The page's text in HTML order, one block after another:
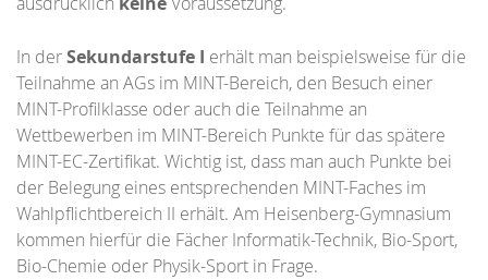
In derSekundarstufe I erhält man beispielsweise für die
Teilnahme an AGs im MINT-Bereich, den Besuch einer
MINT-Profilklasse oder auch die Teilnahme an
Wettbewerben im MINT-Bereich Punkte für das spätere
MINT-EC-Zertifikat. Wichtig ist, dass man auch Punkte bei
der Belegung eines entsprechenden MINT-Faches im
Wahlpflichtbereich II erhält. Am Heisenberg-Gymnasium
kommen hierfür die Fächer Informatik-Technik, Bio-Sport,
Bio-Chemie oder Physik-Sport in Frage.